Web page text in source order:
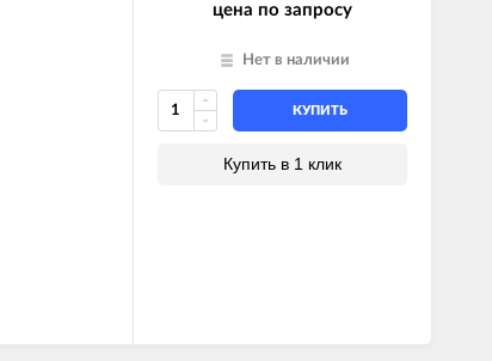
цена по запросу
Нет в наличии
КУПИТЬ
Купить в 1 клик